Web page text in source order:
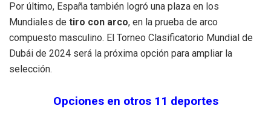
Por último, España también logró una plaza en los
Mundiales de tiro con arco, en la prueba de arco
compuesto masculino. El Torneo Clasificatorio Mundial de
Dubái de 2024 será la próxima opción para ampliar la
selección.
Opciones en otros 11 deportes